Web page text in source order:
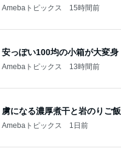
Amebaトピックス 15時間前
安っぽい100均の小箱が大変身
Amebaトピックス 13時間前
虜になる濃厚煮干と岩のりご飯
Amebaトピックス 1日前